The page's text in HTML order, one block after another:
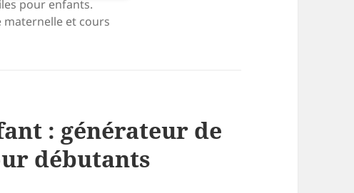
pour enfants.
maternelle et cours
: générateur de
débutants